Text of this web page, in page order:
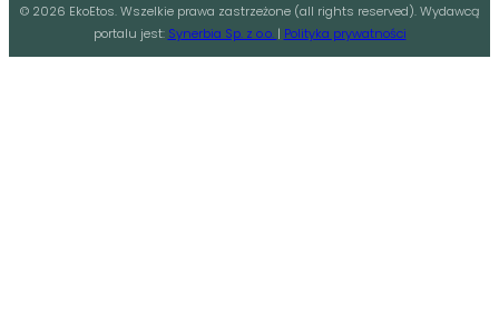
© 2026 EkoEtos. Wszelkie prawa zastrzeżone (all rights reserved). Wydawcą
portalu jest: Synerbia Sp. z o.o. | Polityka prywatności